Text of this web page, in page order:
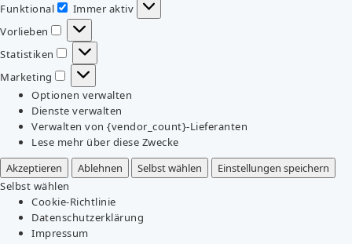
Funktional
Funktional
Immer aktiv
Vorlieben
Vorlieben
Statistiken
Statistiken
Marketing
Marketing
Optionen verwalten
Dienste verwalten
Verwalten von {vendor_count}-Lieferanten
Lese mehr über diese Zwecke
Akzeptieren
Ablehnen Selbst wählen
Einstellungen speichern
Selbst wählen
Cookie-Richtlinie
Datenschutzerklärung
Impressum